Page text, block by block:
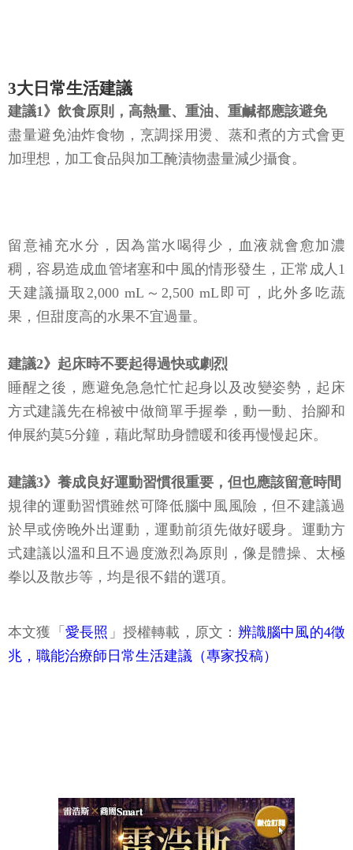
3大日常生活建議
建議1》飲食原則，高熱量、重油、重鹹都應該避免
盡量避免油炸食物，烹調採用燙、蒸和煮的方式會更
加理想，加工食品與加工醃漬物盡量減少攝食。
留意補充水分，因為當水喝得少，血液就會愈加濃
稠，容易造成血管堵塞和中風的情形發生，正常成人1
天建議攝取2,000 mL～2,500 mL即可，此外多吃蔬
果，但甜度高的水果不宜過量。
建議2》起床時不要起得過快或劇烈
睡醒之後，應避免急急忙忙起身以及改變姿勢，起床
方式建議先在棉被中做簡單手握拳，動一動、抬腳和
伸展約莫5分鐘，藉此幫助身體暖和後再慢慢起床。
建議3》養成良好運動習慣很重要，但也應該留意時間
規律的運動習慣雖然可降低腦中風風險，但不建議過
於早或傍晚外出運動，運動前須先做好暖身。運動方
式建議以溫和且不過度激烈為原則，像是體操、太極
拳以及散步等，均是很不錯的選項。
本文獲「 愛長照 」授權轉載，原文： 辨識腦中風的4徵
兆，職能治療師日常生活建議（專家投稿）